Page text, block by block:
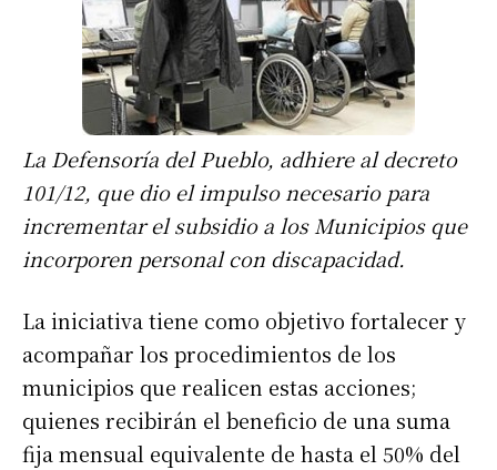
La Defensoría del Pueblo, adhiere al decreto
101/12, que dio el impulso necesario para
incrementar el subsidio a los Municipios que
incorporen personal con discapacidad.
La iniciativa tiene como objetivo fortalecer y
acompañar los procedimientos de los
municipios que realicen estas acciones;
quienes recibirán el beneficio de una suma
fija mensual equivalente de hasta el 50% del